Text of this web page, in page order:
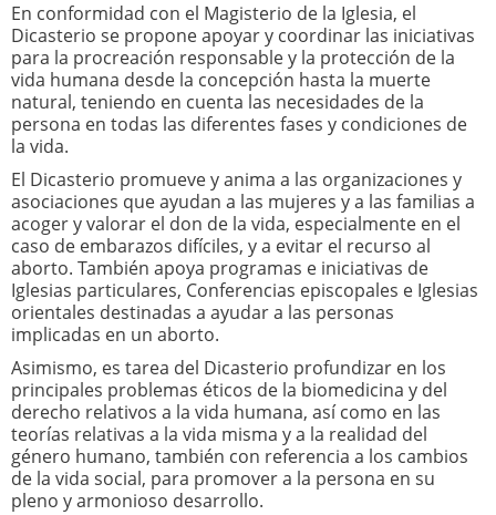
En conformidad con el Magisterio de la Iglesia, el
Dicasterio se propone apoyar y coordinar las iniciativas
para la procreación responsable y la protección de la
vida humana desde la concepción hasta la muerte
natural, teniendo en cuenta las necesidades de la
persona en todas las diferentes fases y condiciones de
la vida.
El Dicasterio promueve y anima a las organizaciones y
asociaciones que ayudan a las mujeres y a las familias a
acoger y valorar el don de la vida, especialmente en el
caso de embarazos difíciles, y a evitar el recurso al
aborto. También apoya programas e iniciativas de
Iglesias particulares, Conferencias episcopales e Iglesias
orientales destinadas a ayudar a las personas
implicadas en un aborto.
Asimismo, es tarea del Dicasterio profundizar en los
principales problemas éticos de la biomedicina y del
derecho relativos a la vida humana, así como en las
teorías relativas a la vida misma y a la realidad del
género humano, también con referencia a los cambios
de la vida social, para promover a la persona en su
pleno y armonioso desarrollo.